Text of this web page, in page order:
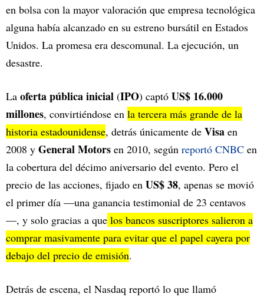
en bolsa con la mayor valoración que empresa tecnológica
alguna había alcanzado en su estreno bursátil en Estados
Unidos. La promesa era descomunal. La ejecución, un
desastre.
La oferta pública inicial (IPO) captó US$ 16.000
millones, convirtiéndose en la tercera más grande de la
historia estadounidense, detrás únicamente de Visa en
2008 y General Motors en 2010, según reportó CNBC en
la cobertura del décimo aniversario del evento. Pero el
precio de las acciones, fijado en US$ 38, apenas se movió
el primer día —una ganancia testimonial de 23 centavos
—, y solo gracias a que los bancos suscriptores salieron a
comprar masivamente para evitar que el papel cayera por
debajo del precio de emisión.
Detrás de escena, el Nasdaq reportó lo que llamó